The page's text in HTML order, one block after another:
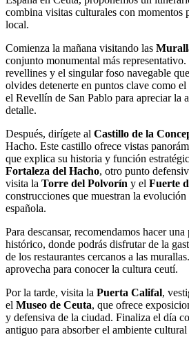
combina visitas culturales con momentos
local.
Comienza la mañana visitando las
conjunto monumental más representativo.
revellines y el singular foso navegable
olvides detenerte en puntos clave como
el Revellín de San Pablo para apreciar la
detalle.
Después, dirígete al Castillo de la
Hacho. Este castillo ofrece vistas
que explica su historia y función
Fortaleza del Hacho, otro punto
visita la Torre del Polvorín y el Fuerte
construcciones que muestran la
española.
Para descansar, recomendamos hacer
histórico, donde podrás disfrutar de la
de los restaurantes cercanos a las
aprovecha para conocer la cultura ceutí.
Por la tarde, visita la Puerta Califal,
el Museo de Ceuta, que ofrece
y defensiva de la ciudad. Finaliza el día
antiguo para absorber el ambiente